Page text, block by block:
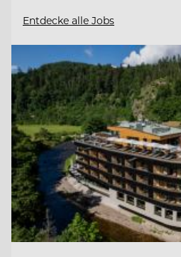
Entdecke alle Jobs